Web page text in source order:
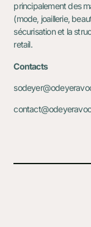
principalement des
(mode, joaillerie,
sécurisation et la
retail.
Contacts